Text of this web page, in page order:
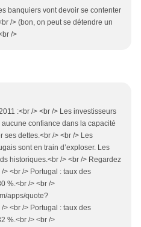
banquiers vont devoir se contenter
/> (bon, on peut se détendre un
/>
:<br /> <br /> Les investisseurs
confiance dans la capacité
ses dettes.<br /> <br /> Les
sont en train d’exploser. Les
historiques.<br /> <br /> Regardez
<br /> Portugal : taux des
%.<br /> <br />
apps/quote?
> <br /> Portugal : taux des
%.<br /> <br />